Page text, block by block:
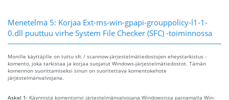
Menetelmä 5: Korjaa Ext-ms-win-gpapi-grouppolicy-l1-1-
0.dll puuttuu virhe System File Checker (SFC) -toiminnossa
Monille käyttäjille on tuttu sfc / scannow-järjestelmätiedostojen eheystarkistus -
komento, joka tarkistaa ja korjaa suojatut Windows-järjestelmätiedostot. Tämän
komennon suorittamiseksi sinun on suoritettava komentokehote
järjestelmänvalvojana.
Askel 1: Käynnistä komentorivi järjestelmänvalvojana Windowsissa painamalla Win-